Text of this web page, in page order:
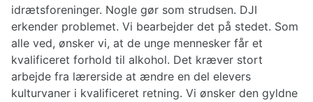
idrætsforeninger. Nogle gør som strudsen. DJI
erkender problemet. Vi bearbejder det på stedet. Som
alle ved, ønsker vi, at de unge mennesker får et
kvalificeret forhold til alkohol. Det kræver stort
arbejde fra lærerside at ændre en del elevers
kulturvaner i kvalificeret retning. Vi ønsker den gyldne